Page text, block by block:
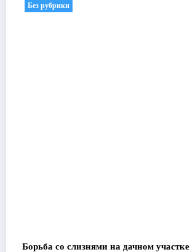
Без рубрики
Борьба со слизнями на дачном участке